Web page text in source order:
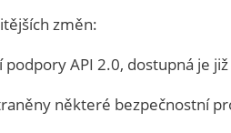
změn:
podpory API 2.0, dostupná je
některé bezpečnostní